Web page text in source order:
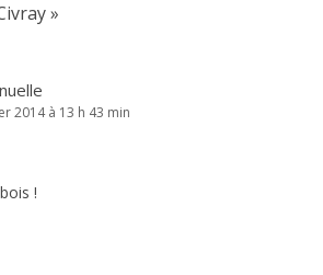
»
2014 à 13 h 43 min
!